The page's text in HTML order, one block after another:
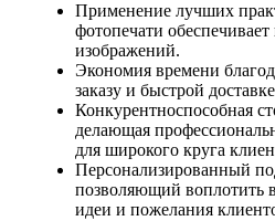
Применение лучших
фотопечати обеспечивает
изображений.
Экономия времени
заказу и быстрой
Конкурентноспособная
делающая
для широкого круга
Персонализированный
позволяющий воплотить
идеи и пожелания